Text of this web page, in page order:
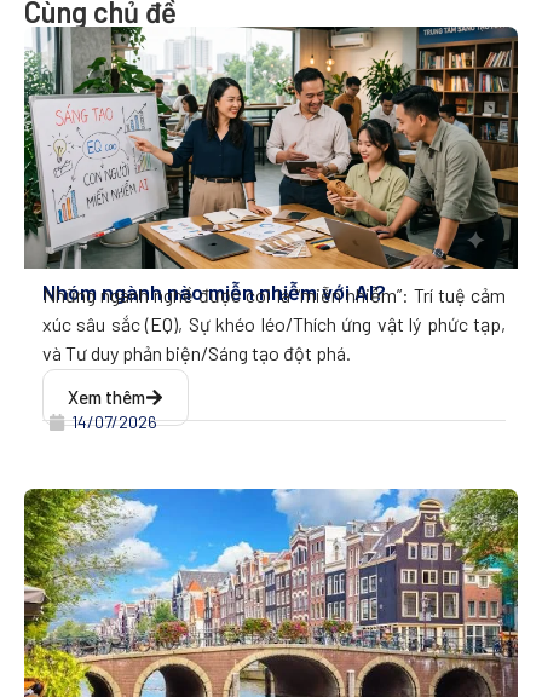
Cùng chủ đề
Nhóm ngành nào miễn nhiễm với AI?
Những ngành nghề được coi là “miễn nhiễm”: Trí tuệ cảm
xúc sâu sắc (EQ), Sự khéo léo/Thích ứng vật lý phức tạp,
và Tư duy phản biện/Sáng tạo đột phá.
Xem thêm
14/07/2026